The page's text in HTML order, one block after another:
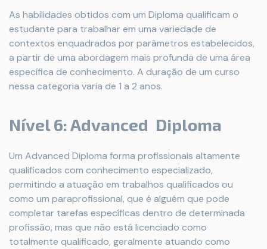
As habilidades obtidos com um Diploma qualificam o
estudante para trabalhar em uma variedade de
contextos enquadrados por parâmetros estabelecidos,
a partir de uma abordagem mais profunda de uma área
específica de conhecimento. A duração de um curso
nessa categoria varia de 1 a 2 anos.
Nível 6: Advanced Diploma
Um Advanced Diploma forma profissionais altamente
qualificados com conhecimento especializado,
permitindo a atuação em trabalhos qualificados ou
como um paraprofissional, que é alguém que pode
completar tarefas específicas dentro de determinada
profissão, mas que não está licenciado como
totalmente qualificado, geralmente atuando como